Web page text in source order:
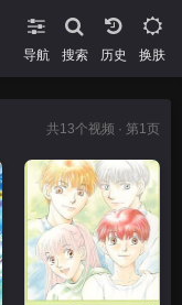
导航 搜索 换肤
共13个视频 · 第1页